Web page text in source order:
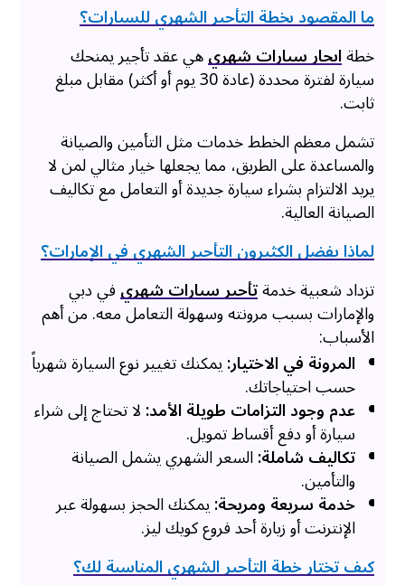
ما المقصود بخطة التأجير الشهري للسيارات؟
خطةايجار سيارات شهريهي عقد تأجير يمنحك
سيارة لفترة محددة (عادة 30 يوم أو أكثر) مقابل مبلغ
ثابت.
تشمل معظم الخطط خدمات مثل التأمين والصيانة
والمساعدة على الطريق، مما يجعلها خيار مثالي لمن لا
يريد الالتزام بشراء سيارة جديدة أو التعامل مع تكاليف
الصيانة العالية.
لماذا يفضل الكثيرون التأجير الشهري في الإمارات؟
تزداد شعبية خدمةتأجير سيارات شهريفي دبي
والإمارات بسبب مرونته وسهولة التعامل معه. من أهم
الأسباب:
المرونة في الاختيار:يمكنك تغيير نوع السيارة شهرياً
حسب احتياجاتك.
عدم وجود التزامات طويلة الأمد:لا تحتاج إلى شراء
سيارة أو دفع أقساط تمويل.
تكاليف شاملة:السعر الشهري يشمل الصيانة
والتأمين.
خدمة سريعة ومريحة:يمكنك الحجز بسهولة عبر
الإنترنت أو زيارة أحد فروع كويك ليز.
كيف تختار خطة التأجير الشهري المناسبة لك؟